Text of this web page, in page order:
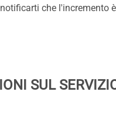
che l'incremento
SUL